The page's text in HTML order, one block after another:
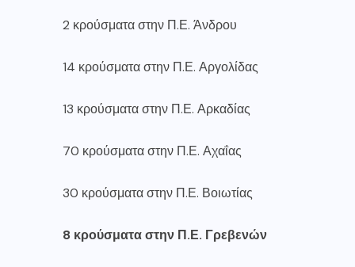
2 κρούσματα στην Π.Ε. Άνδρου
14 κρούσματα στην Π.Ε. Αργολίδας
13 κρούσματα στην Π.Ε. Αρκαδίας
70 κρούσματα στην Π.Ε. Αχαΐας
30 κρούσματα στην Π.Ε. Βοιωτίας
8 κρούσματα στην Π.Ε. Γρεβενών